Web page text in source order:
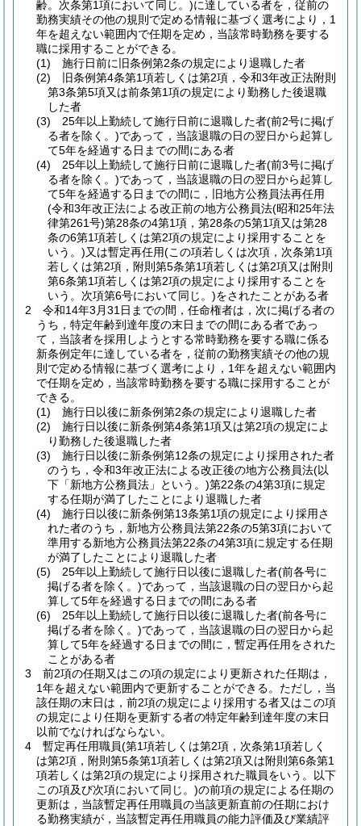
齢。次条第1項において同じ。)に達している者を，従前の
勤務実績その他の規則で定める情報に基づく選考により，1
年を超えない範囲内で任期を定め，当該常時勤務を要する
職に採用することができる。
(1)
施行日前に旧条例第2条の規定により退職した者
(2)
旧条例第4条第1項若しくは第2項，令和3年改正法附則
第3条第5項又は前条第1項の規定により勤務した後退職
した者
(3)
25年以上勤続して施行日前に退職した者(前2号に掲げ
る者を除く。)であって，当該退職の日の翌日から起算し
て5年を経過する日までの間にある者
(4)
25年以上勤続して施行日前に退職した者(前3号に掲げ
る者を除く。)であって，当該退職の日の翌日から起算し
て5年を経過する日までの間に，旧地方公務員法再任用
(令和3年改正法による改正前の地方公務員法(昭和25年法
律第261号)第28条の4第1項，第28条の5第1項又は第28
条の6第1項若しくは第2項の規定により採用することを
いう。)又は暫定再任用(この項若しくは次項，次条第1項
若しくは第2項，附則第5条第1項若しくは第2項又は附則
第6条第1項若しくは第2項の規定により採用することを
いう。次項第6号において同じ。)をされたことがある者
2
令和14年3月31日までの間，任命権者は，次に掲げる者の
うち，特定年齢到達年度の末日までの間にある者であっ
て，当該者を採用しようとする常時勤務を要する職に係る
新条例定年に達している者を，従前の勤務実績その他の規
則で定める情報に基づく選考により，1年を超えない範囲内
で任期を定め，当該常時勤務を要する職に採用することが
できる。
(1)
施行日以後に新条例第2条の規定により退職した者
(2)
施行日以後に新条例第4条第1項又は第2項の規定によ
り勤務した後退職した者
(3)
施行日以後に新条例第12条の規定により採用された者
のうち，令和3年改正法による改正後の地方公務員法(以
下「新地方公務員法」という。)第22条の4第3項に規定
する任期が満了したことにより退職した者
(4)
施行日以後に新条例第13条第1項の規定により採用さ
れた者のうち，新地方公務員法第22条の5第3項において
準用する新地方公務員法第22条の4第3項に規定する任期
が満了したことにより退職した者
(5)
25年以上勤続して施行日以後に退職した者(前各号に
掲げる者を除く。)であって，当該退職の日の翌日から起
算して5年を経過する日までの間にある者
(6)
25年以上勤続して施行日以後に退職した者(前各号に
掲げる者を除く。)であって，当該退職の日の翌日から起
算して5年を経過する日までの間に，暫定再任用をされた
ことがある者
3
前2項の任期又はこの項の規定により更新された任期は，
1年を超えない範囲内で更新することができる。 ただし，当
該任期の末日は，前2項の規定により採用する者又はこの項
の規定により任期を更新する者の特定年齢到達年度の末日
以前でなければならない。
4
暫定再任用職員(第1項若しくは第2項，次条第1項若しく
は第2項，附則第5条第1項若しくは第2項又は附則第6条第1
項若しくは第2項の規定により採用された職員をいう。以下
この項及び次項において同じ。)の前項の規定による任期の
更新は，当該暫定再任用職員の当該更新直前の任期におけ
る勤務実績が，当該暫定再任用職員の能力評価及び業績評